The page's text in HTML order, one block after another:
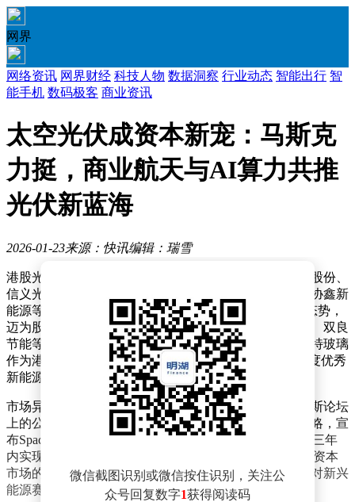
网界
网络资讯 网界财经 科技人物 数据洞察 行业动态 智能出行 智
能手机 数码极客 商业资讯
太空光伏成资本新宠：马斯克
力挺，商业航天与AI算力共推
光伏新蓝海
2026-01-23来源：快讯编辑：瑞雪
港股光伏板块近期表现强劲，多只个股涨幅显著。钧达股份、
信义光能等企业股价均实现两位数增长，福莱特玻璃、协鑫新
能源等公司涨幅更是突破10%。A股市场同样呈现积极态势，
迈为股份、捷佳伟创等设备制造商股价涨停，钧达股份、双良
节能等组件企业也录得可观涨幅。值得注意的是，福莱特玻璃
作为港股百强企业，近期在"港股100强"评选中荣获"年度优秀
新能源上市公司"称号，为板块热度再添助力。
市场异动的直接导火索源于特斯拉创始人马斯克在达沃斯论坛
上的公开表态。这位科技巨头明确提出太空光伏发展战略，宣
布SpaceX与特斯拉将联合推进太阳能产能扩张，计划在三年
内实现年产100GW的太阳能制造能力。该言论迅速引发资本
市场的连锁反应，相关概念股集体走强，凸显出投资者对新兴
能源赛道的高度关注。
微信截图识别或微信按住识别，关注公
众号回复数字1获得阅读码